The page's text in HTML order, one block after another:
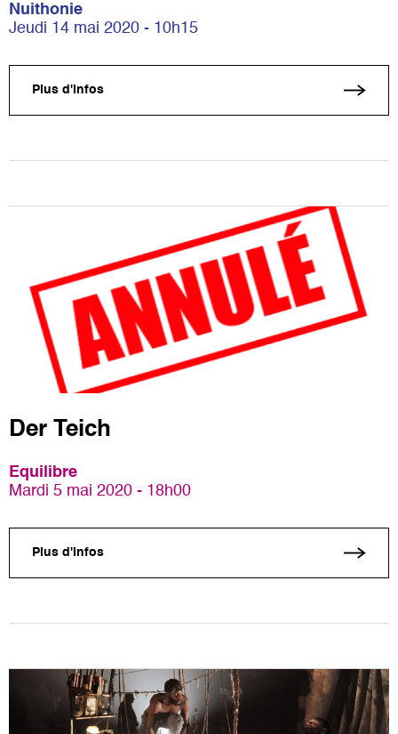
Nuithonie
Jeudi 14 mai 2020 - 10h15
Plus d'infos
Der Teich
Equilibre
Mardi 5 mai 2020 - 18h00
Plus d'infos